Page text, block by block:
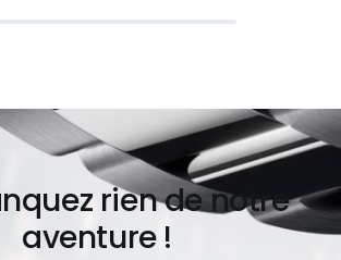
rien de notre
aventure !